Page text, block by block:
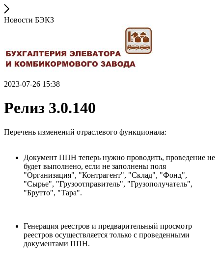
Новости БЭКЗ
2023-07-26 15:38
Релиз 3.0.140
Перечень изменений отраслевого функционала:
Документ ППН теперь нужно проводить, проведение не
будет выполнено, если не заполнены поля
"Организация", "Контрагент", "Склад", "Фонд",
"Сырье", "Грузоотправитель", "Грузополучатель",
"Брутто", "Тара".
Генерация реестров и предварительный просмотр
реестров осуществляется только с проведенными
документами ППН.